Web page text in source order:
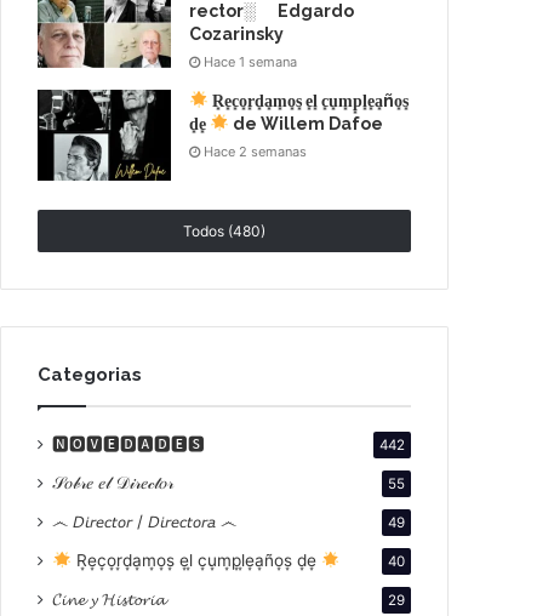
rector░ Edgardo
Cozarinsky
Hace 1 semana
R͙e͙c͙o͙r͙d͙a͙m͙o͙s͙ e͙l͙ c͙u͙m͙p͙l͙e͙a͙ño͙s͙
d͙e͙
de Willem Dafoe
Hace 2 semanas
Todos (480)
Categorias
🅽🅾🆅🅴🅳🅰🅳🅴🆂 442
𝒮𝑜𝒷𝓇𝑒 𝑒𝓁 𝒟𝒾𝓇𝑒𝒸𝓉𝑜𝓇 55
෴ 𝘋𝘪𝘳𝘦𝘤𝘵𝘰𝘳 / 𝘋𝘪𝘳𝘦𝘤𝘵𝘰𝘳𝘢 ෴ 49
R͙e͙c͙o͙r͙d͙a͙m͙o͙s͙ e͙l͙ c͙u͙m͙p͙l͙e͙a͙ño͙s͙ d͙e͙ 40
𝓒𝓲𝓷𝓮 𝔂 𝓗𝓲𝓼𝓽𝓸𝓻𝓲𝓪 29